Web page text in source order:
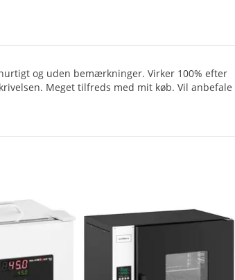
og uden bemærkninger. Virker 100% efter
Meget tilfreds med mit køb. Vil anbefale